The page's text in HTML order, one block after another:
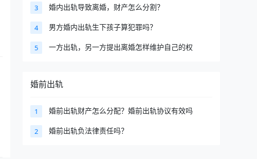
3 婚内出轨导致离婚，财产怎么分割？
4 男方婚内出轨生下孩子算犯罪吗？
5 一方出轨，另一方提出离婚怎样维护自己的权
婚前出轨
1 婚前出轨财产怎么分配？婚前出轨协议有效吗
2 婚前出轨负法律责任吗？